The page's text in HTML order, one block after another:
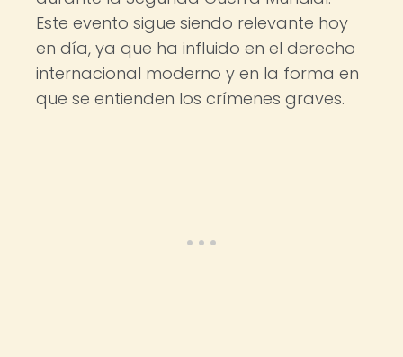
Este evento sigue siendo relevante hoy
en día, ya que ha influido en el derecho
internacional moderno y en la forma en
que se entienden los crímenes graves.